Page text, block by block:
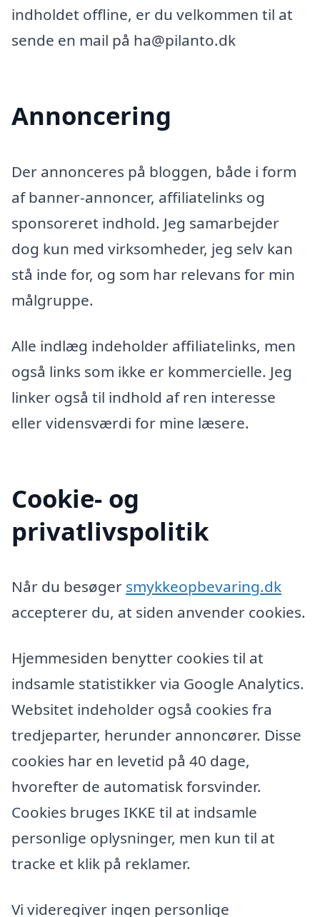
indholdet offline, er du velkommen til at
sende en mail på ha@pilanto.dk
Annoncering
Der annonceres på bloggen, både i form
af banner-annoncer, affiliatelinks og
sponsoreret indhold. Jeg samarbejder
dog kun med virksomheder, jeg selv kan
stå inde for, og som har relevans for min
målgruppe.
Alle indlæg indeholder affiliatelinks, men
også links som ikke er kommercielle. Jeg
linker også til indhold af ren interesse
eller vidensværdi for mine læsere.
Cookie- og
privatlivspolitik
Når du besøger smykkeopbevaring.dk
accepterer du, at siden anvender cookies.
Hjemmesiden benytter cookies til at
indsamle statistikker via Google Analytics.
Websitet indeholder også cookies fra
tredjeparter, herunder annoncører. Disse
cookies har en levetid på 40 dage,
hvorefter de automatisk forsvinder.
Cookies bruges IKKE til at indsamle
personlige oplysninger, men kun til at
tracke et klik på reklamer.
Vi videregiver ingen personlige